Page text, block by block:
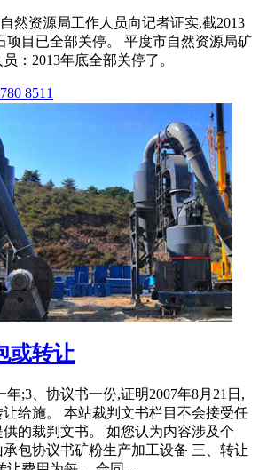
然资源局工作人员向记者证实,截2013
项目已全部关停。 平度市自然资源局矿
：2013年底全部关停了。
8511
或转让
年;3、协议书一份,证明2007年8月21日,
给施。 本站裁判文书栏目不会接受任
的裁判文书。 如您认为内容涉及个
承包协议书矿粉生产加工设备 三、转让